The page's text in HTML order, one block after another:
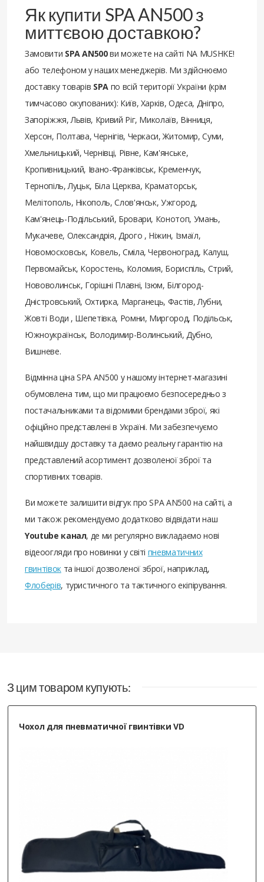
Як купити SPA AN500 з
миттєвою доставкою?
Замовити SPA AN500ви можете на сайті NA MUSHKE!
або телефоном у наших менеджерів. Ми здійснюємо
доставку товарів SPA по всій території України (крім
тимчасово окупованих): Київ, Харків, Одеса, Дніпро,
Запоріжжя, Львів, Кривий Ріг, Миколаїв, Вінниця,
Херсон, Полтава, Чернігів, Черкаси, Житомир, Суми,
Хмельницький, Чернівці, Рівне, Кам'янське,
Кропивницький, Івано-Франківськ, Кременчук,
Тернопіль, Луцьк, Біла Церква, Краматорськ,
Мелітополь, Нікополь, Слов'янськ, Ужгород,
Кам'янець-Подільський, Бровари, Конотоп, Умань,
Мукачеве, Олександрія, Дрого , Ніжин, Ізмаїл,
Новомосковськ, Ковель, Сміла, Червоноград, Калуш,
Первомайськ, Коростень, Коломия, Бориспіль, Стрий,
Нововолинськ, Горішні Плавні, Ізюм, Білгород-
Дністровський, Охтирка, Марганець, Фастів, Лубни,
Жовті Води , Шепетівка, Ромни, Миргород, Подільськ,
Южноукраїнськ, Володимир-Волинський, Дубно,
Вишневе.
Відмінна ціна SPA AN500 у нашому інтернет-магазині
обумовлена ​​тим, що ми працюємо безпосередньо з
постачальниками та відомими брендами зброї, які
офіційно представлені в Україні. Ми забезпечуємо
найшвидшу доставку та даємо реальну гарантію на
представлений асортимент дозволеної зброї та
спортивних товарів.
Ви можете залишити відгук про SPA AN500 на сайті, а
ми також рекомендуємо додатково відвідати наш
Youtube канал, де ми регулярно викладаємо нові
відеоогляди про новинки у світі пневматичних
гвинтівокта іншої дозволеної зброї, наприклад,
Флоберів, туристичного та тактичного екіпірування.
З цим товаром купують:
Чохол для пневматичної гвинтівки VD